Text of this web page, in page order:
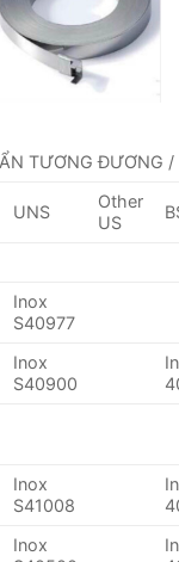
TƯƠNG ĐƯƠNG /
UNS
Other
US
Inox
S40977
Inox
S40900
Inox
S41008
Inox